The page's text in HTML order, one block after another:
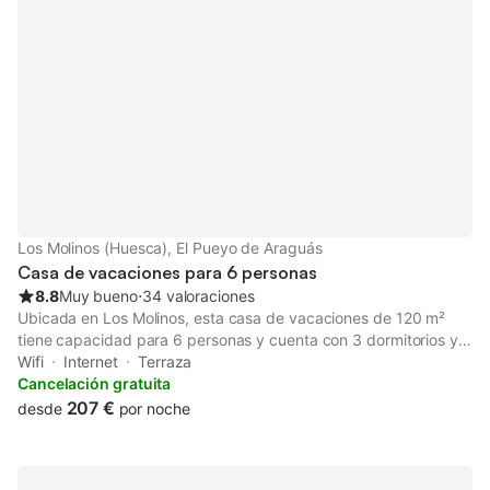
Los Molinos (Huesca), El Pueyo de Araguás
Casa de vacaciones para 6 personas
8.8Muy bueno⋅34 valoraciones
Ubicada en Los Molinos, esta casa de vacaciones de 120 m²
tiene capacidad para 6 personas y cuenta con 3 dormitorios y 2
baños. La propiedad se encuentra en la planta baja y es
accesible para personas con movilidad reducida, incluyendo
una cocina americana, una cocina completa con lavavajillas,
Wifi Internet
Terraza
Cancelación gratuita
desde 207 € por noche